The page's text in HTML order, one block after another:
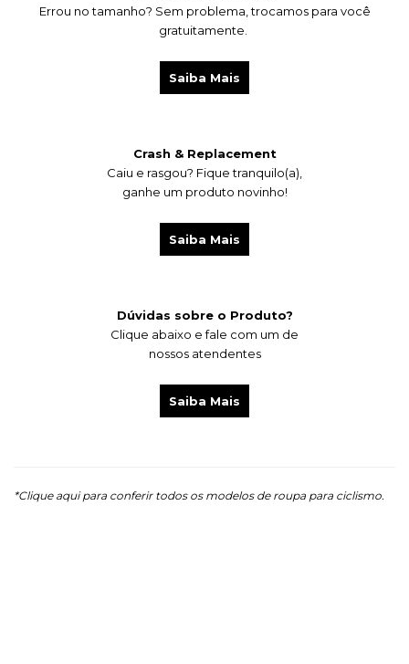
Errou no tamanho? Sem problema, trocamos para você
gratuitamente.
Saiba Mais
Crash & Replacement
Caiu e rasgou? Fique tranquilo(a),
ganhe um produto novinho!
Saiba Mais
Dúvidas sobre o Produto?
Clique abaixo e fale com um de
nossos atendentes
Saiba Mais
*Clique aqui para conferir todos os modelos de roupa para ciclismo.